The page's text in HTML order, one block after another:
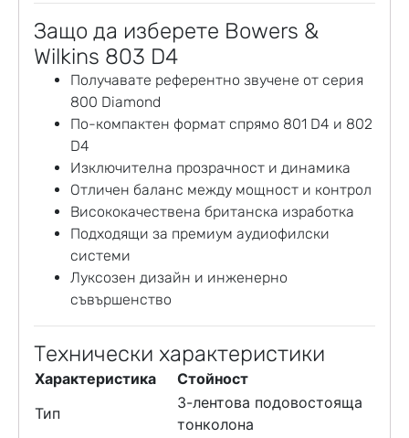
Защо да изберете Bowers &
Wilkins 803 D4
Получавате референтно звучене от серия
800 Diamond
По-компактен формат спрямо 801 D4 и 802
D4
Изключителна прозрачност и динамика
Отличен баланс между мощност и контрол
Висококачествена британска изработка
Подходящи за премиум аудиофилски
системи
Луксозен дизайн и инженерно
съвършенство
Технически характеристики
Характеристика
Стойност
Тип
3-лентова подовостояща
тонколона